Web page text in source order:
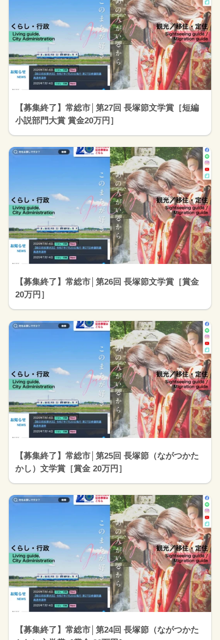
【募集終了】常総市│第27回 長塚節文学賞［短編
小説部門大賞 賞金20万円］
【募集終了】常総市│第26回 長塚節文学賞［賞金
20万円］
【募集終了】常総市│第25回 長塚節（ながつかた
かし）文学賞［賞金 20万円］
【募集終了】常総市│第24回 長塚節（ながつかた